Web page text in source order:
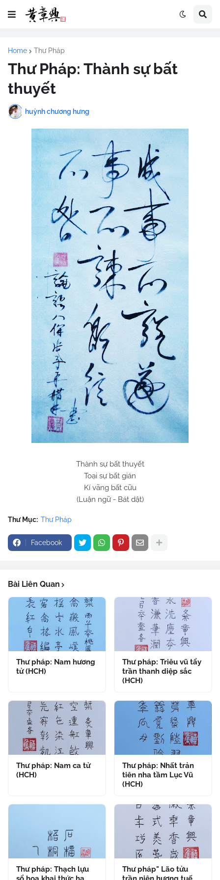
Home Thư Pháp
Thư Pháp: Thành sự bất
thuyết
huỳnh chương hưng
Thành sự bất thuyết
Toại sự bất gián
Kí vãng bất cữu
(Luận ngữ - Bát dật)
Thư Mục: Thư Pháp
Facebook
Bài Liên Quan
Thư pháp: Nam hương
tử (HCH)
Thư pháp: Triêu vũ tẩy
trần thanh diệp sắc
(HCH)
Thư pháp: Nam ca tử
(HCH)
Thư pháp: Nhất trản
tiên nha tầm Lục Vũ
(HCH)
Thư pháp: Thạch lựu
Thư pháp" Lão tửu